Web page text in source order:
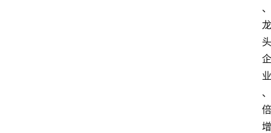
、
龙
头
企
业
、
倍
增